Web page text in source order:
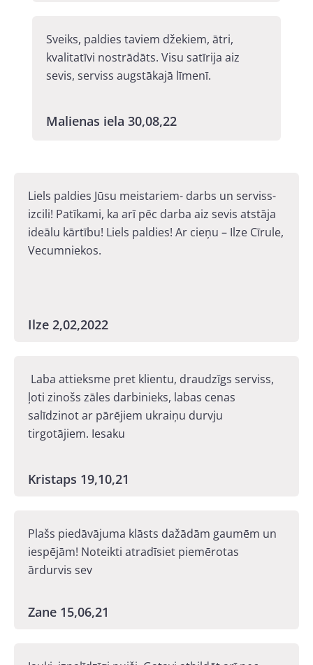
Sveiks, paldies taviem džekiem, ātri,
kvalitatīvi nostrādāts. Visu satīrija aiz
sevis, serviss augstākajā līmenī.
Malienas iela 30,08,22
Liels paldies Jūsu meistariem- darbs un serviss-
izcili! Patīkami, ka arī pēc darba aiz sevis atstāja
ideālu kārtību! Liels paldies! Ar cieņu – Ilze Cīrule,
Vecumniekos.
Ilze 2,02,2022
Laba attieksme pret klientu, draudzīgs serviss,
ļoti zinošs zāles darbinieks, labas cenas
salīdzinot ar pārējiem ukraiņu durvju
tirgotājiem. Iesaku
Kristaps 19,10,21
Plašs piedāvājuma klāsts dažādām gaumēm un
iespējām! Noteikti atradīsiet piemērotas
ārdurvis sev
Zane 15,06,21